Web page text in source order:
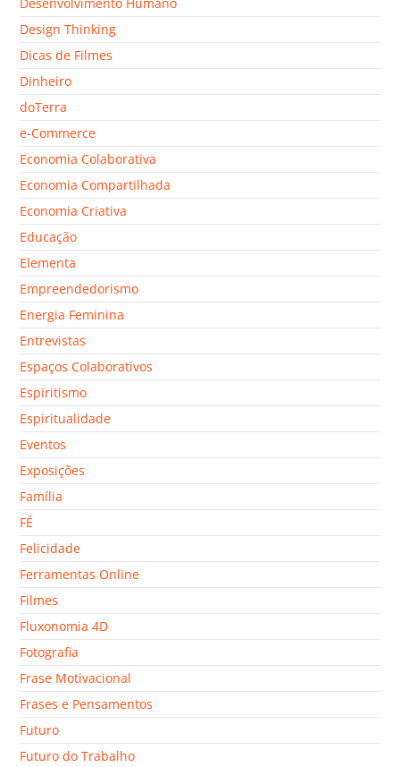
Desenvolvimento Humano
Design Thinking
Dicas de Filmes
Dinheiro
doTerra
e-Commerce
Economia Colaborativa
Economia Compartilhada
Economia Criativa
Educação
Elementa
Empreendedorismo
Energia Feminina
Entrevistas
Espaços Colaborativos
Espiritismo
Espiritualidade
Eventos
Exposições
Família
FÉ
Felicidade
Ferramentas Online
Filmes
Fluxonomia 4D
Fotografia
Frase Motivacional
Frases e Pensamentos
Futuro
Futuro do Trabalho